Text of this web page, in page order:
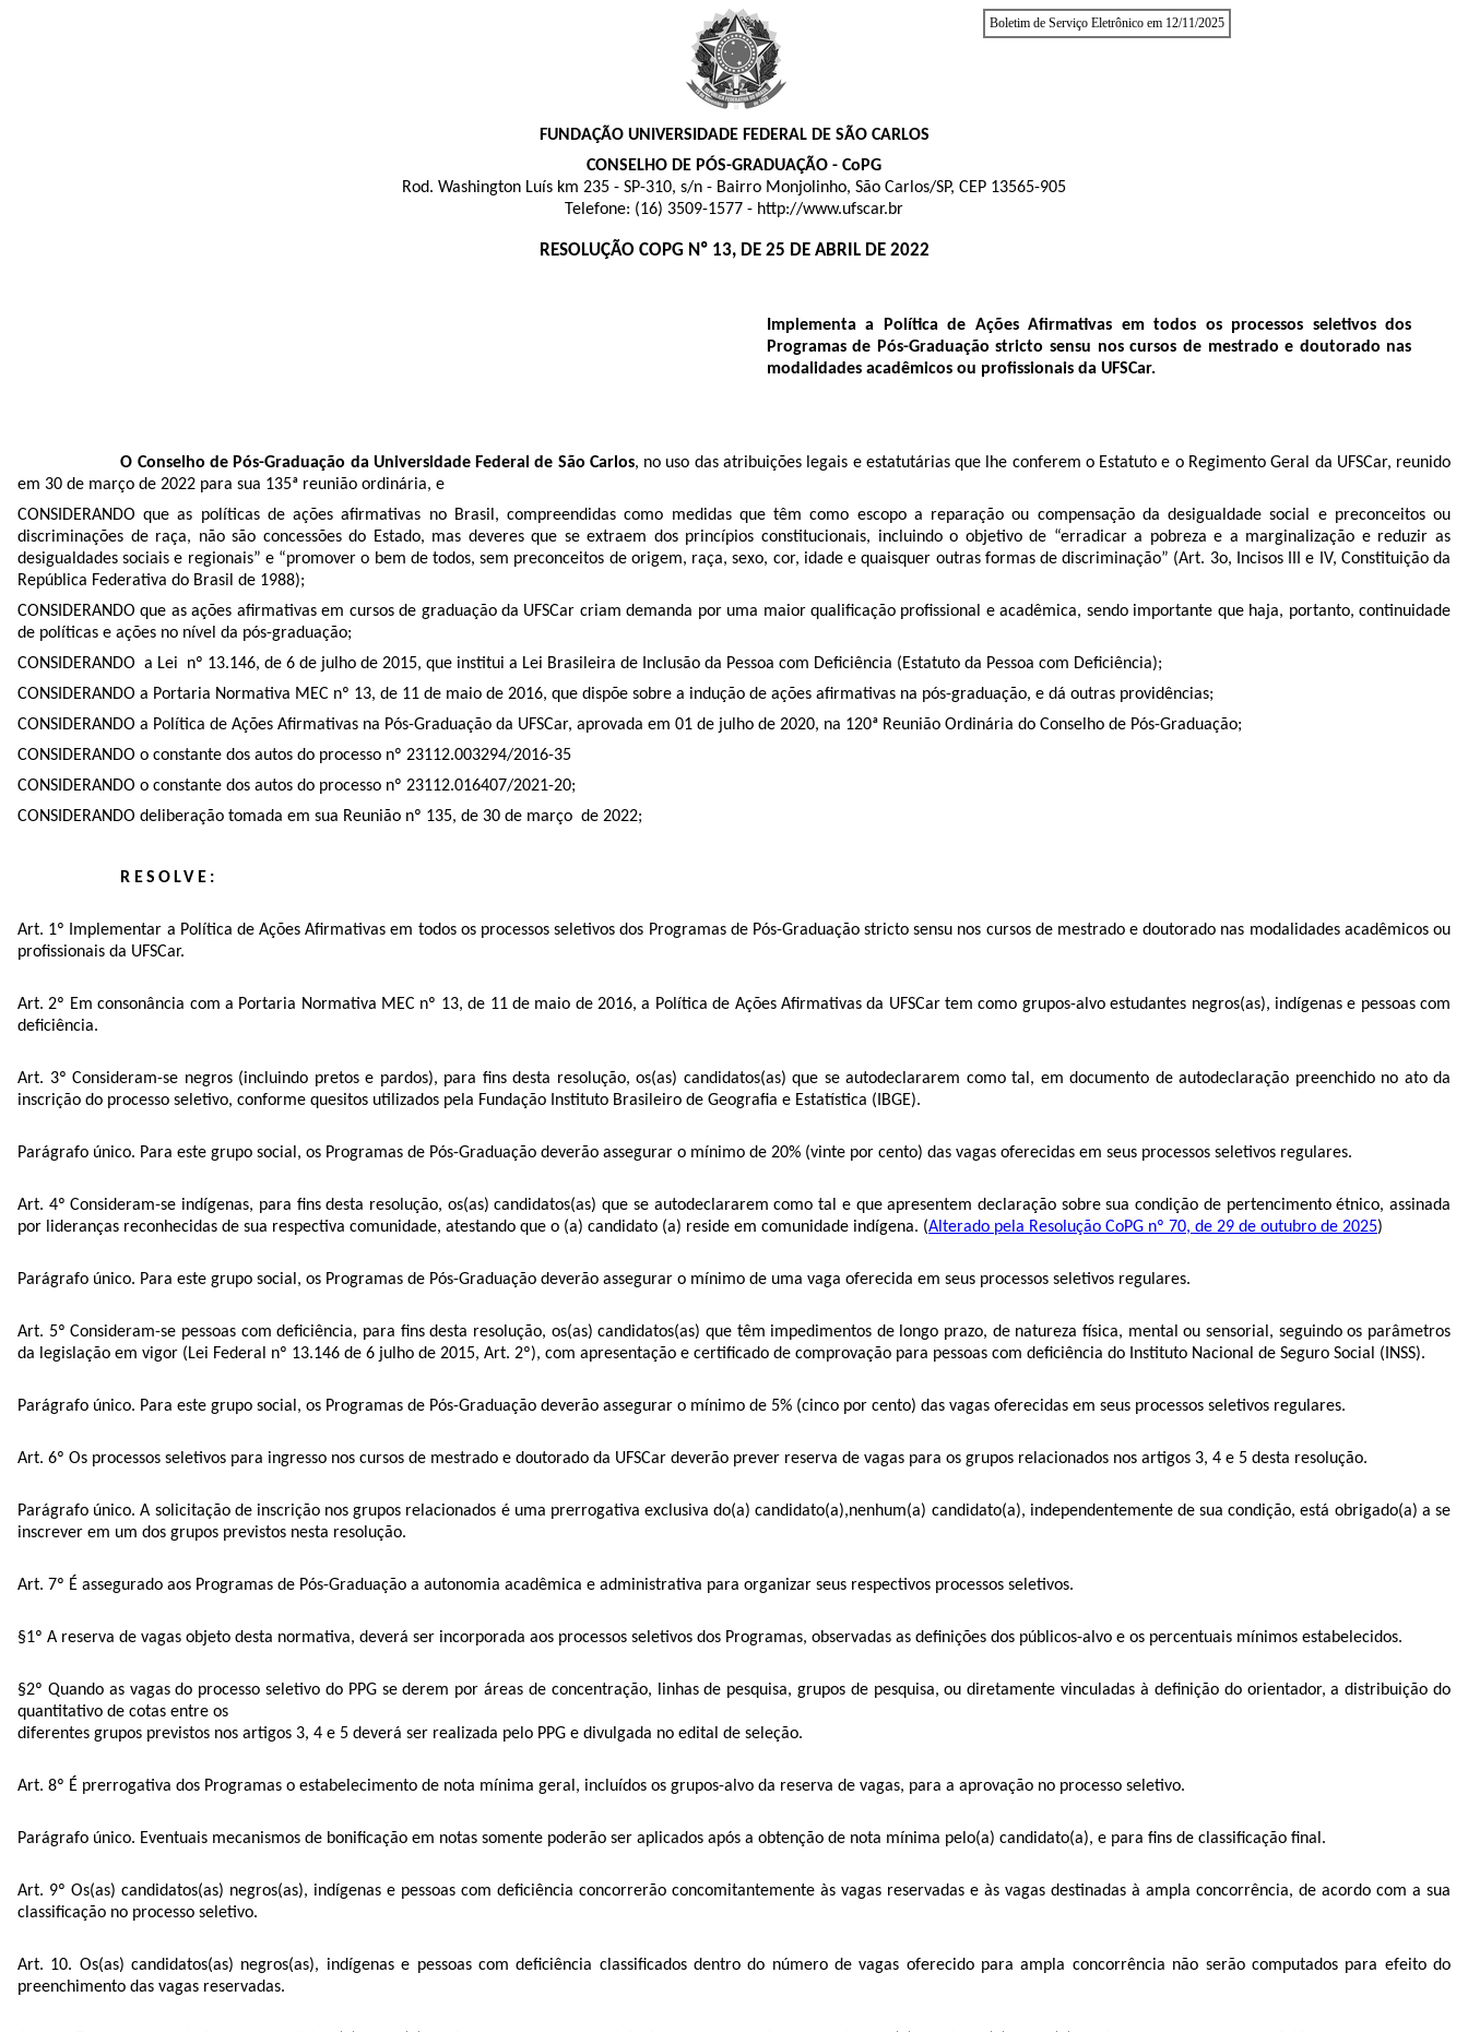
Boletim de Serviço Eletrônico em 12/11/2025
FUNDAÇÃO UNIVERSIDADE FEDERAL DE SÃO CARLOS
CONSELHO DE PÓS-GRADUAÇÃO - CoPG
Rod. Washington Luís km 235 - SP-310, s/n - Bairro Monjolinho, São Carlos/SP, CEP 13565-905
Telefone: (16) 3509-1577 - http://www.ufscar.br
RESOLUÇÃO COPG Nº 13, DE 25 DE ABRIL DE 2022
Implementa a Política de Ações Afirmativas em todos os processos seletivos dos
Programas de Pós-Graduação stricto sensu nos cursos de mestrado e doutorado nas
modalidades acadêmicos ou profissionais da UFSCar.
O Conselho de Pós-Graduação da Universidade Federal de São Carlos, no uso das atribuições legais e estatutárias que lhe conferem o Estatuto e o Regimento Geral da UFSCar, reunido
em 30 de março de 2022 para sua 135ª reunião ordinária, e
CONSIDERANDO que as políticas de ações afirmativas no Brasil, compreendidas como medidas que têm como escopo a reparação ou compensação da desigualdade social e preconceitos ou
discriminações de raça, não são concessões do Estado, mas deveres que se extraem dos princípios constitucionais, incluindo o objetivo de “erradicar a pobreza e a marginalização e reduzir as
desigualdades sociais e regionais” e “promover o bem de todos, sem preconceitos de origem, raça, sexo, cor, idade e quaisquer outras formas de discriminação” (Art. 3o, Incisos III e IV, Constituição da
República Federativa do Brasil de 1988);
CONSIDERANDO que as ações afirmativas em cursos de graduação da UFSCar criam demanda por uma maior qualificação profissional e acadêmica, sendo importante que haja, portanto, continuidade
de políticas e ações no nível da pós-graduação;
CONSIDERANDO a Lei nº 13.146, de 6 de julho de 2015, que institui a Lei Brasileira de Inclusão da Pessoa com Deficiência (Estatuto da Pessoa com Deficiência);
CONSIDERANDO a Portaria Normativa MEC nº 13, de 11 de maio de 2016, que dispõe sobre a indução de ações afirmativas na pós-graduação, e dá outras providências;
CONSIDERANDO a Política de Ações Afirmativas na Pós-Graduação da UFSCar, aprovada em 01 de julho de 2020, na 120ª Reunião Ordinária do Conselho de Pós-Graduação;
CONSIDERANDO o constante dos autos do processo nº 23112.003294/2016-35
CONSIDERANDO o constante dos autos do processo nº 23112.016407/2021-20;
CONSIDERANDO deliberação tomada em sua Reunião nº 135, de 30 de março de 2022;
RESOLVE:
Art. 1º Implementar a Política de Ações Afirmativas em todos os processos seletivos dos Programas de Pós-Graduação stricto sensu nos cursos de mestrado e doutorado nas modalidades acadêmicos ou
profissionais da UFSCar.
Art. 2º Em consonância com a Portaria Normativa MEC nº 13, de 11 de maio de 2016, a Política de Ações Afirmativas da UFSCar tem como grupos-alvo estudantes negros(as), indígenas e pessoas com
deficiência.
Art. 3º Consideram-se negros (incluindo pretos e pardos), para fins desta resolução, os(as) candidatos(as) que se autodeclararem como tal, em documento de autodeclaração preenchido no ato da
inscrição do processo seletivo, conforme quesitos utilizados pela Fundação Instituto Brasileiro de Geografia e Estatística (IBGE).
Parágrafo único. Para este grupo social, os Programas de Pós-Graduação deverão assegurar o mínimo de 20% (vinte por cento) das vagas oferecidas em seus processos seletivos regulares.
Art. 4ºConsideram-se indígenas, para fins desta resolução, os(as) candidatos(as) que se autodeclararem como tal e que apresentem declaração sobre sua condição de pertencimento étnico, assinada
por lideranças reconhecidas de sua respectiva comunidade, atestando que o (a) candidato (a) reside em comunidade indígena. (Alterado pela Resolução CoPG nº 70, de 29 de outubro de 2025)
Parágrafo único. Para este grupo social, os Programas de Pós-Graduação deverão assegurar o mínimo de uma vaga oferecida em seus processos seletivos regulares.
Art. 5º Consideram-se pessoas com deficiência, para fins desta resolução, os(as) candidatos(as) que têm impedimentos de longo prazo, de natureza física, mental ou sensorial, seguindo os parâmetros
da legislação em vigor (Lei Federal nº 13.146 de 6 julho de 2015, Art. 2º), com apresentação e certificado de comprovação para pessoas com deficiência do Instituto Nacional de Seguro Social (INSS).
Parágrafo único. Para este grupo social, os Programas de Pós-Graduação deverão assegurar o mínimo de 5% (cinco por cento) das vagas oferecidas em seus processos seletivos regulares.
Art. 6º Os processos seletivos para ingresso nos cursos de mestrado e doutorado da UFSCar deverão prever reserva de vagas para os grupos relacionados nos artigos 3, 4 e 5 desta resolução.
Parágrafo único. A solicitação de inscrição nos grupos relacionados é uma prerrogativa exclusiva do(a) candidato(a),nenhum(a) candidato(a), independentemente de sua condição, está obrigado(a) a se
inscrever em um dos grupos previstos nesta resolução.
Art. 7º É assegurado aos Programas de Pós-Graduação a autonomia acadêmica e administrativa para organizar seus respectivos processos seletivos.
§1º A reserva de vagas objeto desta normativa, deverá ser incorporada aos processos seletivos dos Programas, observadas as definições dos públicos-alvo e os percentuais mínimos estabelecidos.
§2º Quando as vagas do processo seletivo do PPG se derem por áreas de concentração, linhas de pesquisa, grupos de pesquisa, ou diretamente vinculadas à definição do orientador, a distribuição do
quantitativo de cotas entre os
diferentes grupos previstos nos artigos 3, 4 e 5 deverá ser realizada pelo PPG e divulgada no edital de seleção.
Art. 8º É prerrogativa dos Programas o estabelecimento de nota mínima geral, incluídos os grupos-alvo da reserva de vagas, para a aprovação no processo seletivo.
Parágrafo único. Eventuais mecanismos de bonificação em notas somente poderão ser aplicados após a obtenção de nota mínima pelo(a) candidato(a), e para fins de classificação final.
Art. 9º Os(as) candidatos(as) negros(as), indígenas e pessoas com deficiência concorrerão concomitantemente às vagas reservadas e às vagas destinadas à ampla concorrência, de acordo com a sua
classificação no processo seletivo.
Art. 10. Os(as) candidatos(as) negros(as), indígenas e pessoas com deficiência classificados dentro do número de vagas oferecido para ampla concorrência não serão computados para efeito do
preenchimento das vagas reservadas.